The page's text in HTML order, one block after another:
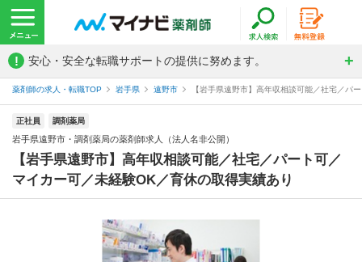
! 安心・安全な転職サポートの提供に努めます。
薬剤師の求人・転職TOP 岩手県 遠野市 【岩手県遠野市】高年収相談可能／社宅／パ
正社員 調剤薬局
岩手県遠野市・調剤薬局の薬剤師求人（法人名非公開）
【岩手県遠野市】高年収相談可能／社宅／パート可／
マイカー可／未経験OK／育休の取得実績あり